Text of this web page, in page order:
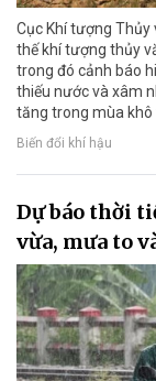
Cục Khí tượng
thế khí tượng thủy
trong đó cảnh báo
thiếu nước và xâm
tăng trong mùa khô
Biến đổi khí hậu
Dự báo thời
vừa, mưa to